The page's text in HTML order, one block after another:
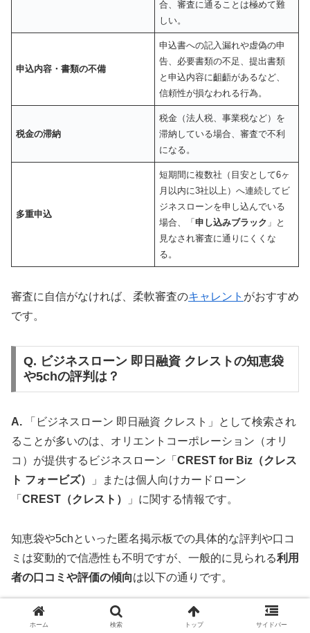
合、審査に通ることは極めて難
しい。
申込内容・書類の不備
申込書への記入漏れや虚偽の申
告、必要書類の不足、提出書類
と申込内容に齟齬があるなど、
信頼性が損なわれる行為。
税金の滞納
税金（法人税、事業税など）を
滞納している場合、審査で不利
になる。
多重申込
短期間に複数社（目安として6ヶ
月以内に3社以上）へ連続してビ
ジネスローンを申し込んでいる
場合、「申し込みブラック 」と
見なされ審査に通りにくくな
る。
審査に自信がなければ、柔軟審査のキャレント がおすすめ
です。
Q. ビジネスローン 即日融資 クレストの知恵袋
や5chの評判は？
A. 「ビジネスローン 即日融資 クレスト」として検索され
ることが多いのは、オリエントコーポレーション（オリ
コ）が提供するビジネスローン「 CREST for Biz（クレス
ト フォービズ）
」または個人向けカードローン
「 CREST（クレスト） 」に関する情報です。
知恵袋や5chといった匿名掲示板での具体的な評判や口コ
ミは変動的で信憑性も不明ですが、一般的に見られる利用
者の口コミや評価の傾向は以下の通りです。
評価ポイント
ホーム 検索 トップ サイドバー